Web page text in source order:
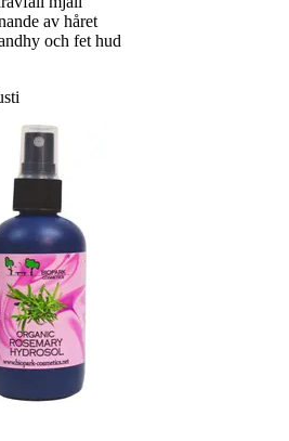
av håret
och fet hud